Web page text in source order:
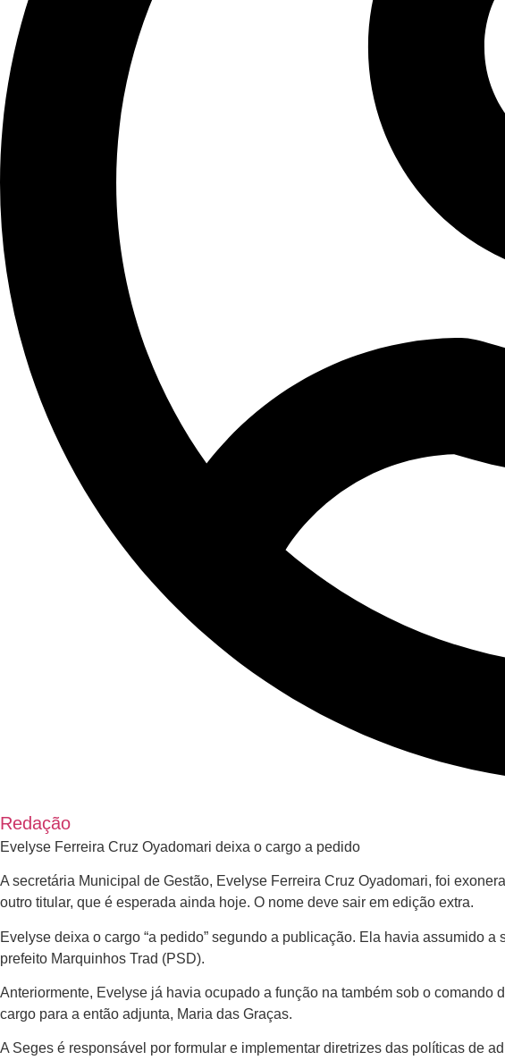
Redação
Evelyse Ferreira Cruz Oyadomari deixa o cargo a pedido
A secretária Municipal de Gestão, Evelyse Ferreira Cruz Oyadomari, foi
outro titular, que é esperada ainda hoje. O nome deve sair em edição extra.
Evelyse deixa o cargo “a pedido” segundo a publicação. Ela havia assumido
prefeito Marquinhos Trad (PSD).
Anteriormente, Evelyse já havia ocupado a função na também sob o
cargo para a então adjunta, Maria das Graças.
A Seges é responsável por formular e implementar diretrizes das políticas de